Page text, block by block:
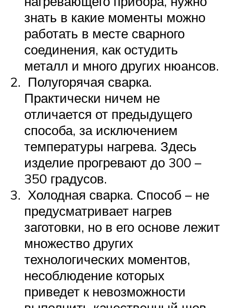
знать в какие моменты можно
работать в месте сварного
соединения, как остудить
металл и много других нюансов.
Полугорячая сварка.
Практически ничем не
отличается от предыдущего
способа, за исключением
температуры нагрева. Здесь
изделие прогревают до 300 –
350 градусов.
Холодная сварка. Способ – не
предусматривает нагрев
заготовки, но в его основе лежит
множество других
технологических моментов,
несоблюдение которых
приведет к невозможности